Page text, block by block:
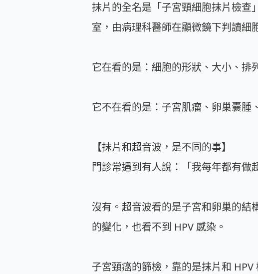
抹片的全名是「子宮頸細胞抹片檢查
室，由病理科醫師在顯微鏡下判讀細
它在看的是：細胞的形狀、大小、排
它不在看的是：子宮肌瘤、卵巢囊
【抹片和超音波，是不同的事】
門診常遇到有人說：「我每年都有做
沒有。超音波看的是子宮和卵巢的結
的變化，也看不到 HPV 感染。
子宮頸癌的篩檢，靠的是抹片和 HPV